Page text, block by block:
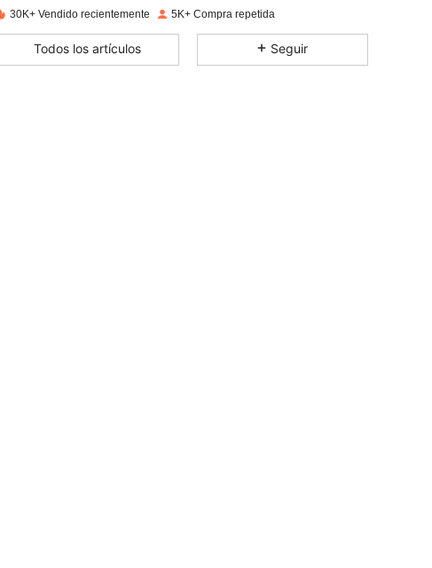
30K+ Vendido recientemente 5K+ Compra repetida
Todos los artículos Seguir